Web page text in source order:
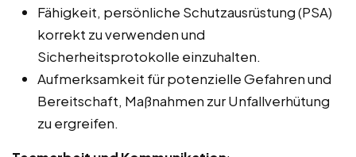
Fähigkeit, persönliche Schutzausrüstung (PSA)
korrekt zu verwenden und
Sicherheitsprotokolle einzuhalten.
Aufmerksamkeit für potenzielle Gefahren und
Bereitschaft, Maßnahmen zur Unfallverhütung
zu ergreifen.